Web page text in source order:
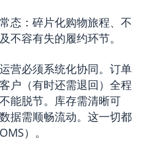
态：碎片化购物旅程、不
不容有失的履约环节。
营必须系统化协同。订单
户（有时还需退回）全程
能脱节。库存需清晰可
据需顺畅流动。这一切都
）。